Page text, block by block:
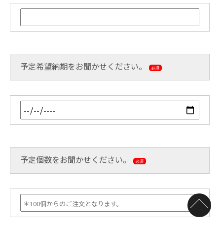
予定希望納期をお聞かせください。 必須
予定個数をお聞かせください。 必須